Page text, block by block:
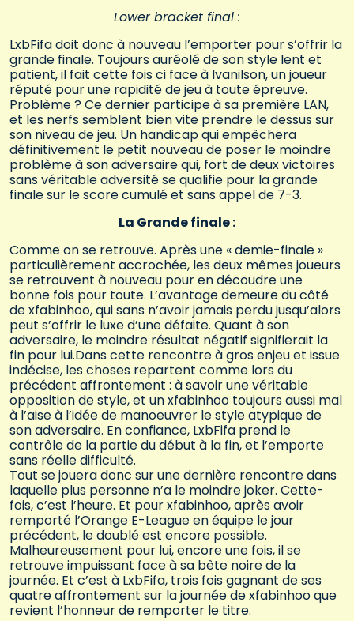
Lower bracket final :
LxbFifa doit donc à nouveau l’emporter pour s’offrir la
grande finale. Toujours auréolé de son style lent et
patient, il fait cette fois ci face à Ivanilson, un joueur
réputé pour une rapidité de jeu à toute épreuve.
Problème ? Ce dernier participe à sa première LAN,
et les nerfs semblent bien vite prendre le dessus sur
son niveau de jeu. Un handicap qui empêchera
définitivement le petit nouveau de poser le moindre
problème à son adversaire qui, fort de deux victoires
sans véritable adversité se qualifie pour la grande
finale sur le score cumulé et sans appel de 7-3.
La Grande finale :
Comme on se retrouve. Après une « demie-finale »
particulièrement accrochée, les deux mêmes joueurs
se retrouvent à nouveau pour en découdre une
bonne fois pour toute. L’avantage demeure du côté
de xfabinhoo, qui sans n’avoir jamais perdu jusqu’alors
peut s’offrir le luxe d’une défaite. Quant à son
adversaire, le moindre résultat négatif signifierait la
fin pour lui.Dans cette rencontre à gros enjeu et issue
indécise, les choses repartent comme lors du
précédent affrontement : à savoir une véritable
opposition de style, et un xfabinhoo toujours aussi mal
à l’aise à l’idée de manoeuvrer le style atypique de
son adversaire. En confiance, LxbFifa prend le
contrôle de la partie du début à la fin, et l’emporte
sans réelle difficulté.
Tout se jouera donc sur une dernière rencontre dans
laquelle plus personne n’a le moindre joker. Cette-
fois, c’est l’heure. Et pour xfabinhoo, après avoir
remporté l’Orange E-League en équipe le jour
précédent, le doublé est encore possible.
Malheureusement pour lui, encore une fois, il se
retrouve impuissant face à sa bête noire de la
journée. Et c’est à LxbFifa, trois fois gagnant de ses
quatre affrontement sur la journée de xfabinhoo que
revient l’honneur de remporter le titre.